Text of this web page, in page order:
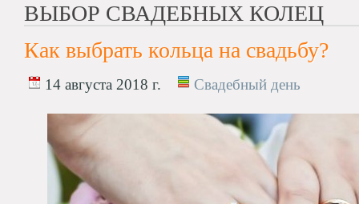
ВЫБОР СВАДЕБНЫХ КОЛЕЦ
Как выбрать кольца на свадьбу?
14 августа 2018 г. Свадебный день